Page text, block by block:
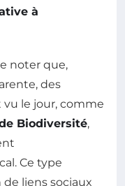
à
noter que,
des
le jour, comme
Biodiversité,
Ce type
de liens sociaux